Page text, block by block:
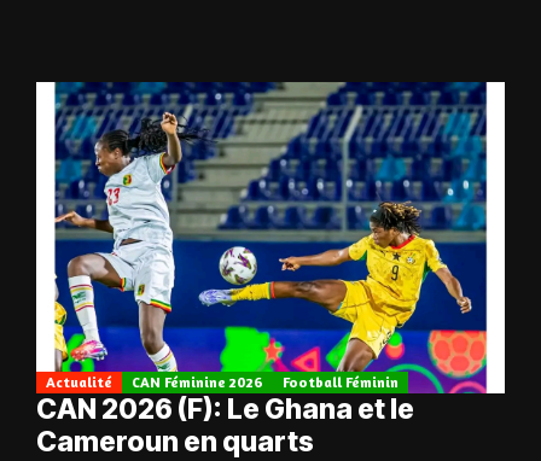
Actualité CAN Féminine 2026 Football Féminin
CAN 2026 (F): Le Ghana et le
Cameroun en quarts